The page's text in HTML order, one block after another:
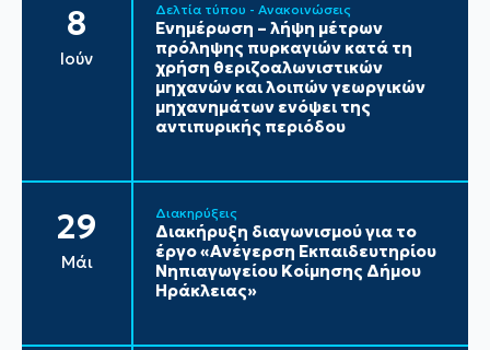
8
Ιούν
Δελτία τύπου - Ανακοινώσεις
Ενημέρωση – λήψη μέτρων
πρόληψης πυρκαγιών κατά τη
χρήση θεριζοαλωνιστικών
μηχανών και λοιπών γεωργικών
μηχανημάτων ενόψει της
αντιπυρικής περιόδου
29
Μάι
Διακηρύξεις
Διακήρυξη διαγωνισμού για το
έργο «Ανέγερση Εκπαιδευτηρίου
Νηπιαγωγείου Κοίμησης Δήμου
Ηράκλειας»